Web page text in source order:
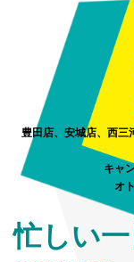
豊田店、安城店、西三
キャ
オ
忙しい一